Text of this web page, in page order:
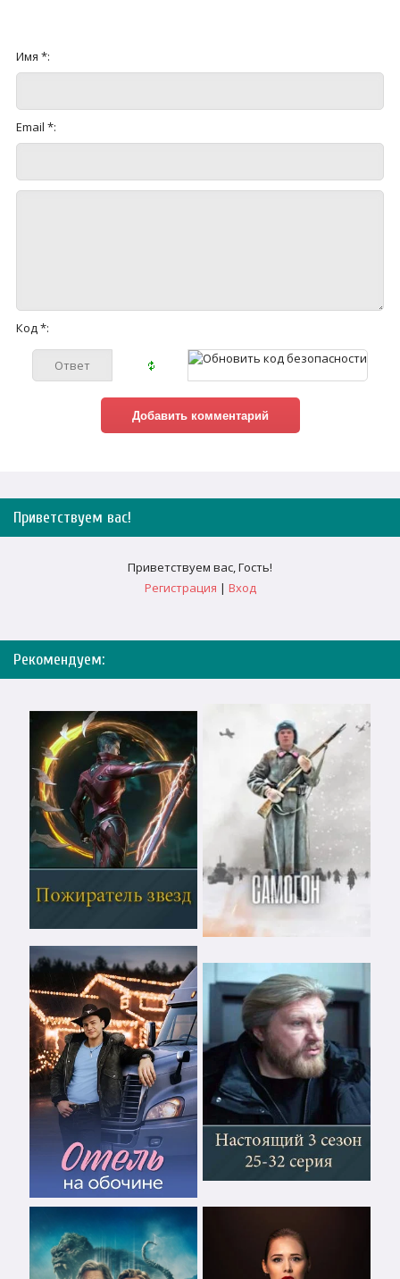
Имя *:
Email *:
Код *:
Приветствуем вас!
Приветствуем вас,Гость!
Регистрация | Вход
Рекомендуем: